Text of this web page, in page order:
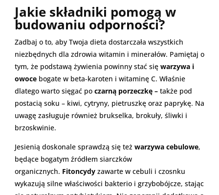
Jakie składniki pomogą w
budowaniu odporności?
Zadbaj o to, aby Twoja dieta dostarczała wszystkich
niezbędnych dla zdrowia witamin i minerałów. Pamiętaj o
tym, że podstawą żywienia powinny stać się warzywa i
owoce bogate w beta-karoten i witaminę C. Właśnie
dlatego warto sięgać po czarną porzeczkę – także pod
postacią soku – kiwi, cytryny, pietruszkę oraz paprykę. Na
uwagę zasługuje również brukselka, brokuły, śliwki i
brzoskwinie.
Jesienią doskonale sprawdzą się też warzywa cebulowe,
będące bogatym źródłem siarczków
organicznych. Fitoncydy zawarte w cebuli i czosnku
wykazują silne właściwości bakterio i grzybobójcze, stając